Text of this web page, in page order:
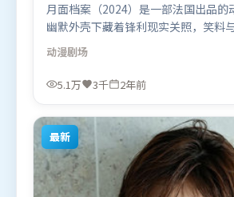
月面档案（2024）是一部法国出品的
幽默外壳下藏着锋利现实关照，笑料
景里并存。叙事线索多线并进，最终
束。由朴赞郁执导，托尼·贾、河正宇
幂、段奕宏、咏梅等联袂出演。影片
的观众观看。
动漫剧场
5.1万 3千 2年前
最新